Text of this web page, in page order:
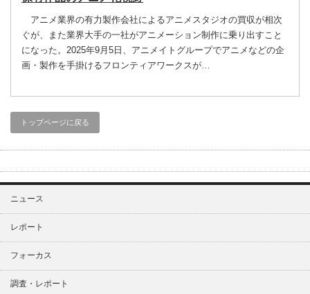
アニメ業界の有力製作会社によるアニメスタジオの買収が相次
ぐが、また業界大手の一社がアニメーション制作に乗り出すこと
になった。2025年9月5日、アニメイトグループでアニメなどの企
画・製作を手掛けるフロンティアワークスが…
トップページに戻る
ニュース
レポート
フォーカス
調査・レポート